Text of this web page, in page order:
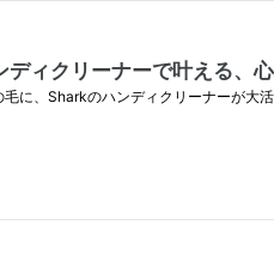
ィクリーナーで叶える、
に、Sharkのハンディクリーナーが